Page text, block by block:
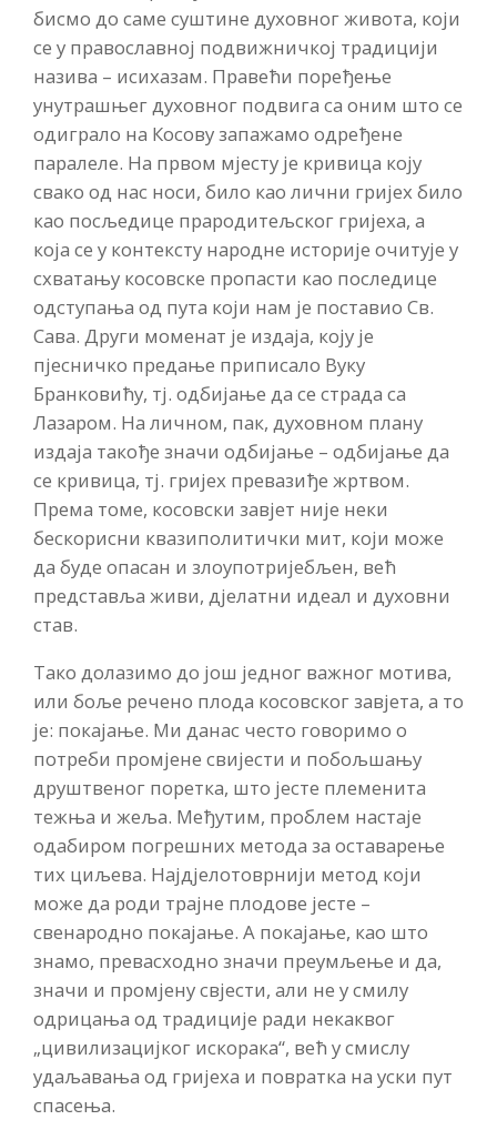
бисмо до саме суштине духовног живота, који
се у православној подвижничкој традицији
назива – исихазам. Правећи поређење
унутрашњег духовног подвига са оним што се
одиграло на Косову запажамо одређене
паралеле. На првом мјесту је кривица коју
свако од нас носи, било као лични гријех било
као посљедице прародитељског гријеха, а
која се у контексту народне историје очитује у
схватању косовске пропасти као последице
одступања од пута који нам је поставио Св.
Сава. Други моменат је издаја, коју је
пјесничко предање приписало Вуку
Бранковићу, тј. одбијање да се страда са
Лазаром. На личном, пак, духовном плану
издаја такође значи одбијање – одбијање да
се кривица, тј. гријех превазиђе жртвом.
Према томе, косовски завјет није неки
бескорисни квазиполитички мит, који може
да буде опасан и злоупотријебљен, већ
представља живи, дјелатни идеал и духовни
став.
Тако долазимо до још једног важног мотива,
или боље речено плода косовског завјета, а то
је: покајање. Ми данас често говоримо о
потреби промјене свијести и побољшању
друштвеног поретка, што јесте племенита
тежња и жеља. Међутим, проблем настаје
одабиром погрешних метода за оставарење
тих циљева. Најдјелотоврнији метод који
може да роди трајне плодове јесте –
свенародно покајање. А покајање, као што
знамо, превасходно значи преумљење и да,
значи и промјену свјести, али не у смилу
одрицања од традиције ради некаквог
„цивилизацијког искорака“, већ у смислу
удаљавања од гријеха и повратка на уски пут
спасења.